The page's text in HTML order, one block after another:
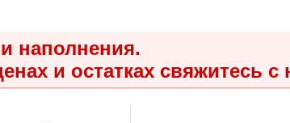
наполнения.
и остатках свяжитесь с